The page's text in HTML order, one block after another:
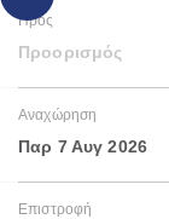
Προς
Προορισμός
Αναχώρηση
Παρ 7 Αυγ 2026
Επιστροφή